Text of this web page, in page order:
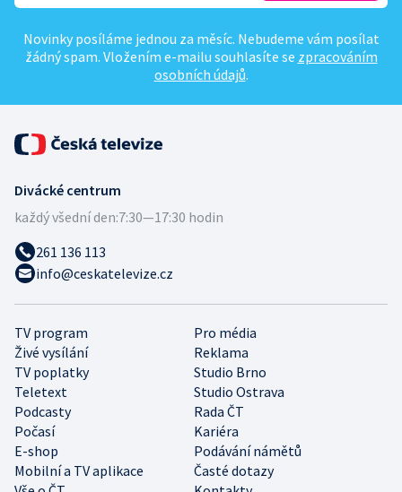
Novinky posíláme jednou za měsíc. Nebudeme vám posílat
žádný spam. Vložením e-mailu souhlasíte se zpracováním
osobních údajů.